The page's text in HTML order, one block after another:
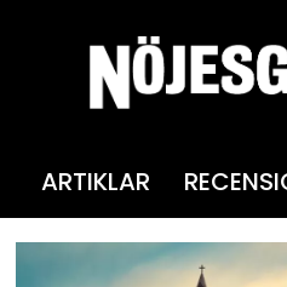
ARTIKLAR